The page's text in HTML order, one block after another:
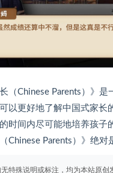
（Chinese Parents）》
以更好地了解中国式家
时间内尽可能地培养孩
Chinese Parents）》绝对
特殊说明或标注，均为本站原创